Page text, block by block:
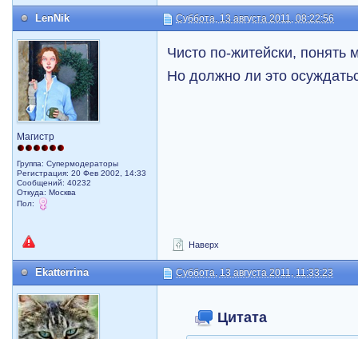
LenNik Суббота, 13 августа 2011, 08:22:56
Магистр
Группа: Супермодераторы
Регистрация: 20 Фев 2002, 14:33
Сообщений: 40232
Откуда: Москва
Пол:
Чисто по-житейски, понять
Но должно ли это
Наверх
Ekatterrina Суббота, 13 августа 2011, 11:33:23
Цитата